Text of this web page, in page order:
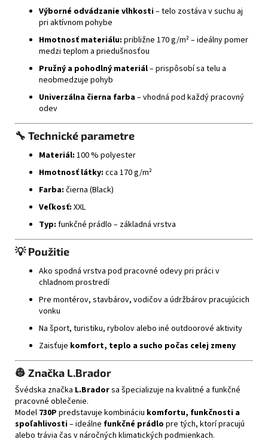
Výborné odvádzanie vlhkosti– telo zostáva v suchu aj
pri aktívnom pohybe
Hmotnosť materiálu: približne 170 g/m² – ideálny pomer
medzi teplom a priedušnosťou
Pružný a pohodlný materiál– prispôsobí sa telu a
neobmedzuje pohyb
Univerzálna čierna farba– vhodná pod každý pracovný
odev
🔧 Technické parametre
Materiál: 100 % polyester
Hmotnosť látky: cca 170 g/m²
Farba: čierna (Black)
Veľkosť: XXL
Typ: funkčné prádlo – základná vrstva
💡Použitie
Ako spodná vrstva pod pracovné odevy pri práci v
chladnom prostredí
Pre montérov, stavbárov, vodičov a údržbárov pracujúcich
vonku
Na šport, turistiku, rybolov alebo iné outdoorové aktivity
Zaisťuje komfort, teplo a sucho počas celej zmeny
👷 Značka L.Brador
Švédska značka L.Bradorsa špecializuje na kvalitné a funkčné
pracovné oblečenie.
Model 730P predstavuje kombináciu komfortu, funkčnosti a
spoľahlivosti– ideálne funkčné prádlo pre tých, ktorí pracujú
alebo trávia čas v náročných klimatických podmienkach.